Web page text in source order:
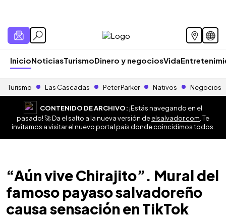
InicioNoticiasTurismoDinero y negociosVida
Turismo Las Cascadas Peter Parker Nativos Negocios
CONTENIDO DE ARCHIVO:¡Estás navegando en el
pasado! 🚀 Da el salto a la nueva versión deelsalvador.com . Te
invitamos a visitar el nuevo portal país donde coincidimos todos.
“Aún vive Chirajito”. Mural del
famoso payaso salvadoreño
causa sensación en TikTok